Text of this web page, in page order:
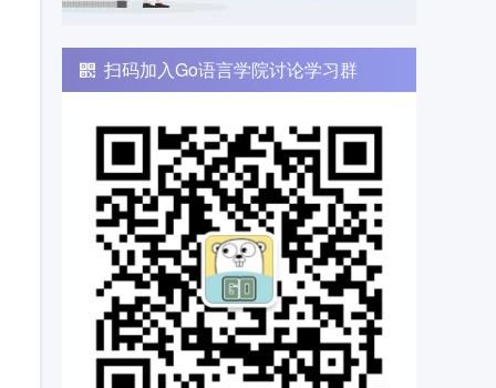
扫码加入Go语言学院讨论学习群